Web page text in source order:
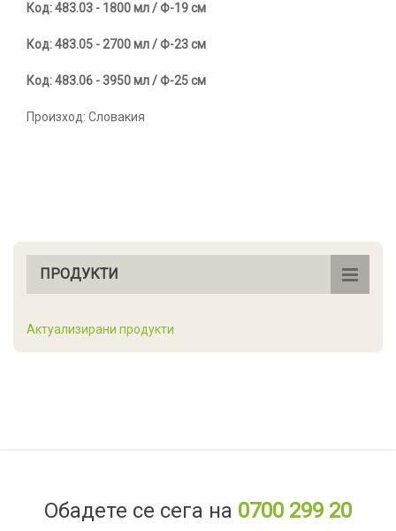
Код: 483.03 - 1800 мл / Ф-19 см
Код: 483.05 - 2700 мл / Ф-23 см
Код: 483.06 - 3950 мл / Ф-25 см
Произход: Словакия
ПРОДУКТИ
Актуализирани продукти
Обадете се сега на 0700 299 20